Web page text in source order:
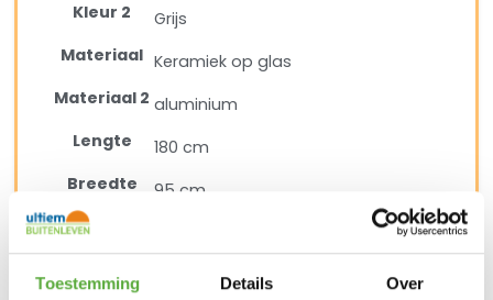
Toestemming Details Over
Kleur 2
Grijs
Materiaal Keramiek op glas
Materiaal 2 aluminium
Lengte
180 cm
Breedte
95 cm
Hoogte